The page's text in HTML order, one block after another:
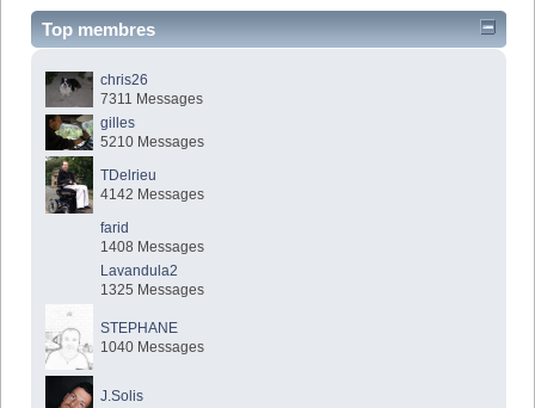
Top membres
chris26
7311 Messages
gilles
5210 Messages
TDelrieu
4142 Messages
farid
1408 Messages
Lavandula2
1325 Messages
STEPHANE
1040 Messages
J.Solis